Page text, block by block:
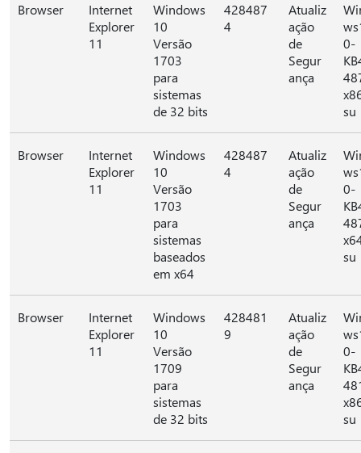
Browser
Internet
Explorer
11
Windows
10
Versão
1703
para
sistemas
de 32 bits
428487
4
Atualiz
ação
de
Segur
ança
0-
su
Browser
Internet
Explorer
11
Windows
10
Versão
1703
para
sistemas
baseados
em x64
428487
4
Atualiz
ação
de
Segur
ança
0-
su
Browser
Internet
Explorer
11
Windows
10
Versão
1709
para
sistemas
de 32 bits
428481
9
Atualiz
ação
de
Segur
ança
0-
su